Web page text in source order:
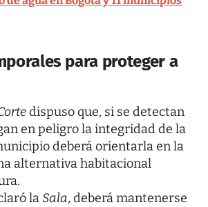
para proteger a
dispuso que, si se detectan
en peligro la integridad de la
deberá orientarla en la
alternativa habitacional
laSala, deberá mantenerse